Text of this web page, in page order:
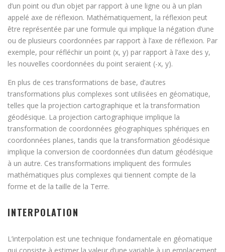
d’un point ou d’un objet par rapport à une ligne ou à un plan
appelé axe de réflexion. Mathématiquement, la réflexion peut
être représentée par une formule qui implique la négation d’une
ou de plusieurs coordonnées par rapport à l’axe de réflexion. Par
exemple, pour réfléchir un point (x, y) par rapport à l’axe des y,
les nouvelles coordonnées du point seraient (-x, y).
En plus de ces transformations de base, d’autres
transformations plus complexes sont utilisées en géomatique,
telles que la projection cartographique et la transformation
géodésique. La projection cartographique implique la
transformation de coordonnées géographiques sphériques en
coordonnées planes, tandis que la transformation géodésique
implique la conversion de coordonnées d’un datum géodésique
à un autre. Ces transformations impliquent des formules
mathématiques plus complexes qui tiennent compte de la
forme et de la taille de la Terre.
INTERPOLATION
L’interpolation est une technique fondamentale en géomatique